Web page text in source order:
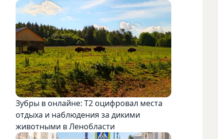
Зубры в онлайне: Т2 оцифровал места
отдыха и наблюдения за дикими
животными в Ленобласти